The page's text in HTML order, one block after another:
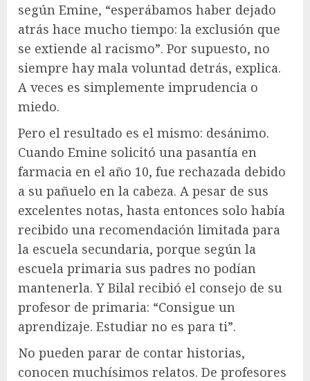
según Emine, “esperábamos haber dejado
atrás hace mucho tiempo: la exclusión que
se extiende al racismo”. Por supuesto, no
siempre hay mala voluntad detrás, explica.
A veces es simplemente imprudencia o
miedo.
Pero el resultado es el mismo: desánimo.
Cuando Emine solicitó una pasantía en
farmacia en el año 10, fue rechazada debido
a su pañuelo en la cabeza. A pesar de sus
excelentes notas, hasta entonces solo había
recibido una recomendación limitada para
la escuela secundaria, porque según la
escuela primaria sus padres no podían
mantenerla. Y Bilal recibió el consejo de su
profesor de primaria: “Consigue un
aprendizaje. Estudiar no es para ti”.
No pueden parar de contar historias,
conocen muchísimos relatos. De profesores